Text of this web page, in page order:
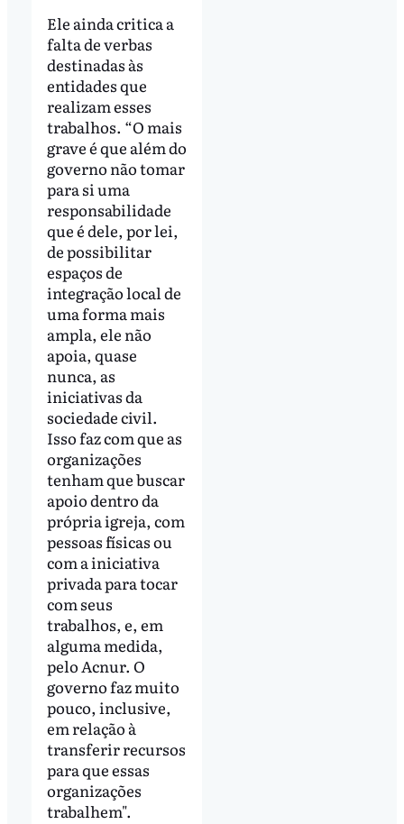
Ele ainda critica a
falta de verbas
destinadas às
entidades que
realizam esses
trabalhos. “O mais
grave é que além do
governo não tomar
para si uma
responsabilidade
que é dele, por lei,
de possibilitar
espaços de
integração local de
uma forma mais
ampla, ele não
apoia, quase
nunca, as
iniciativas da
sociedade civil.
Isso faz com que as
organizações
tenham que buscar
apoio dentro da
própria igreja, com
pessoas físicas ou
com a iniciativa
privada para tocar
com seus
trabalhos, e, em
alguma medida,
pelo Acnur. O
governo faz muito
pouco, inclusive,
em relação à
transferir recursos
para que essas
organizações
trabalhem".